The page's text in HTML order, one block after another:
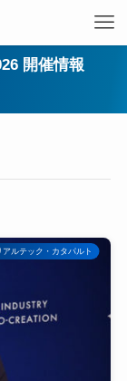
開催情報
アルテック・カタパルト